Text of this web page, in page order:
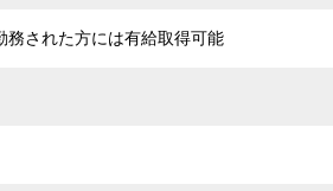
務された方には有給取得可能